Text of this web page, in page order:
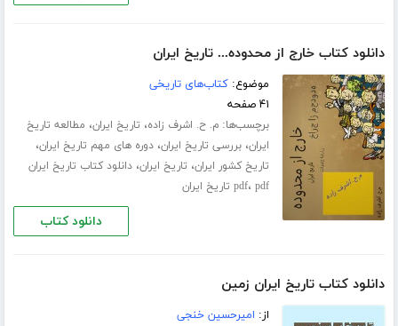
دانلود کتاب خارج از محدوده... تاریخ ایران
موضوع:کتاب‌های تاریخی
۴۱ صفحه
برچسب‌ها:م. ح. اشرف زاده، تاریخ ایران، مطالعه تاریخ
ایران،بررسی تاریخ ایران،دوره های مهم تاریخ ایران،
تاریخ کشور ایران، تاریخ ایران،دانلود کتاب تاریخ ایران
pdf، pdf تاریخ ایران
دانلود کتاب
دانلود کتاب تاریخ ایران زمین
از: امیرحسین خنجی